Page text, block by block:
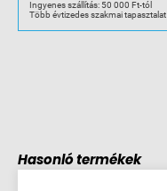
Ingyenes szállítás: 50 000 Ft-tól
Több évtizedes szakmai tapasztalat
Hasonló termékek